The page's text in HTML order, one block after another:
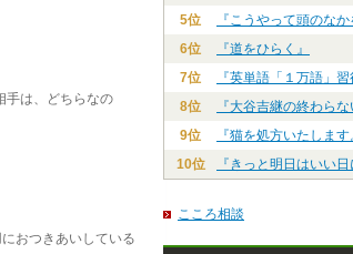
手は、どちらなの
おつきあいしている
5位
『こうやって頭のな
6位
『道をひらく』
7位
『英単語「１万語」習
8位
『大谷吉継の終わらな
9位
『猫を処方いたします
10位
『きっと明日はいい日
こころ相談